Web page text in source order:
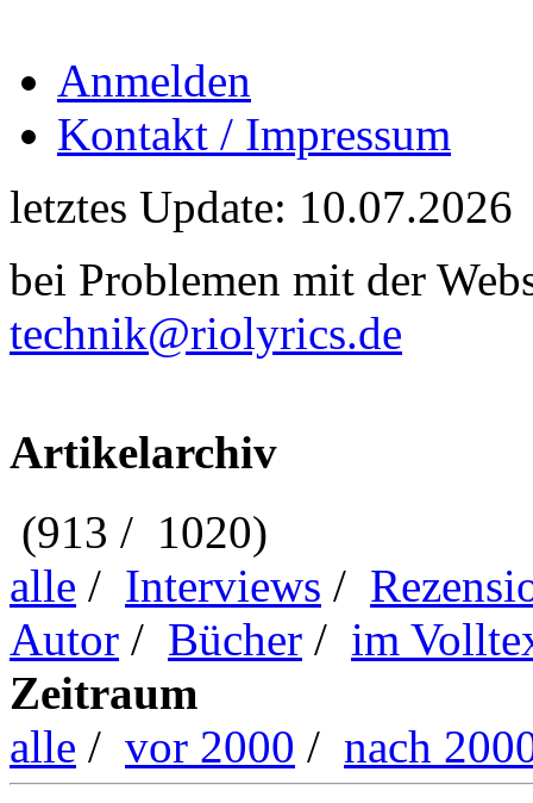
Anmelden
Kontakt / Impressum
letztes Update: 10.07.2026
bei Problemen mit der
technik@riolyrics.de
Artikelarchiv
(913 / 1020)
alle / Interviews /
Autor / Bücher / im
Zeitraum
alle / vor 2000 / nach